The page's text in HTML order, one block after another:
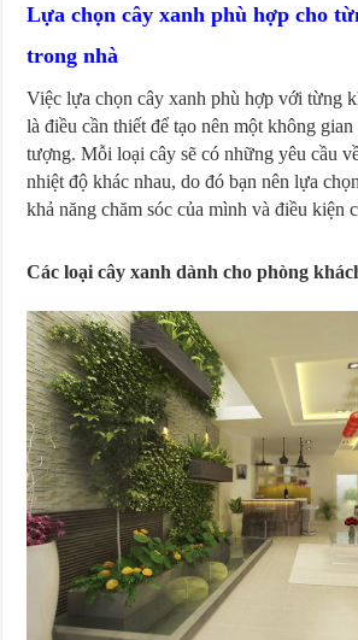
Lựa chọn cây xanh phù hợp cho
trong nhà
Việc lựa chọn cây xanh phù hợp với từng
là điều cần thiết để tạo nên một không gian
tượng. Mỗi loại cây sẽ có những yêu cầu
nhiệt độ khác nhau, do đó bạn nên lựa
khả năng chăm sóc của mình và điều kiện
Các loại cây xanh dành cho phòng